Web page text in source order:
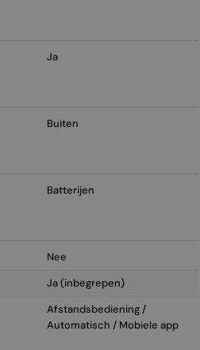
Ja
Buiten
Batterijen
Nee
Ja (inbegrepen)
Afstandsbediening /
Automatisch / Mobiele app